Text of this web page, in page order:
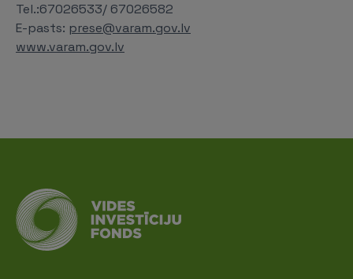
Tel.:67026533/ 67026582
E-pasts: prese@varam.gov.lv
www.varam.gov.lv